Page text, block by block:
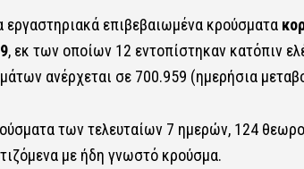
επιβεβαιωμένα κρούσματα
, εκ των οποίων 12 εντοπίστηκαν κατόπιν
ανέρχεται σε 700.959 (ημερήσια
των τελευταίων 7 ημερών, 124
με ήδη γνωστό κρούσμα.